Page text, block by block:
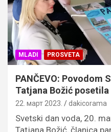
MLADI PROSVETA
PANČEVO: Povodom
Tatjana Božić posetila
22. март 2023. dakicorama
Svetski dan voda, 20.
Tatjana Božić, članica